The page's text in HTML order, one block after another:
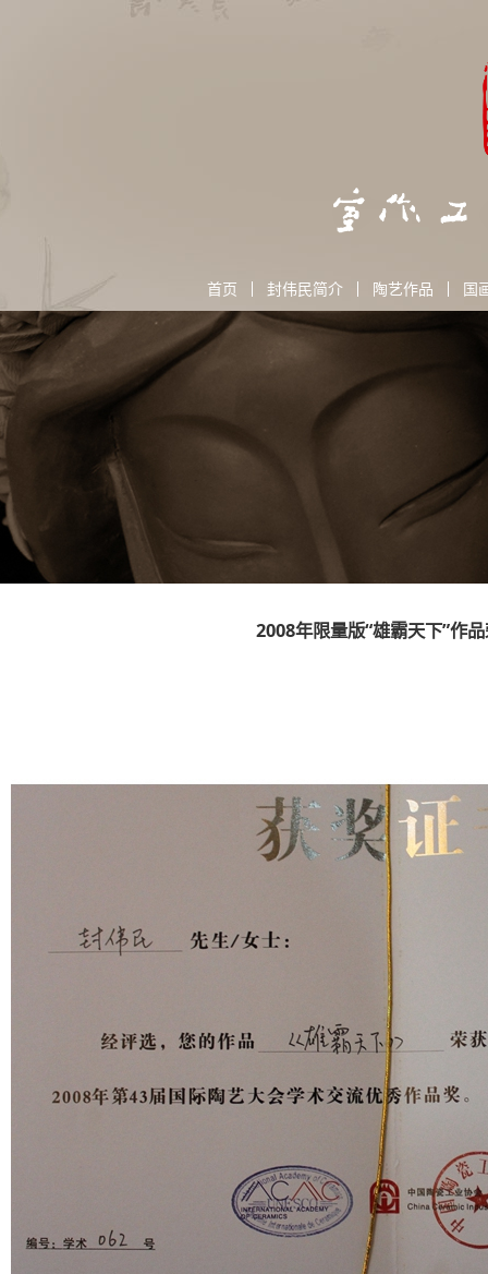
首页 封伟民简介 陶艺作品 国
2008年限量版“雄霸天下”作